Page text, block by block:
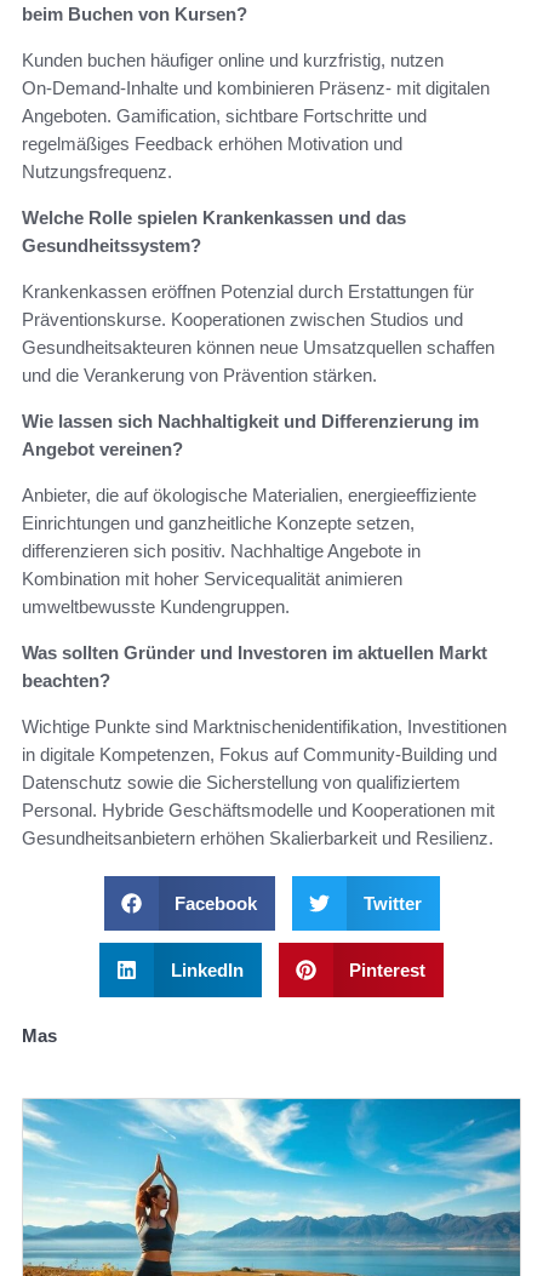
beim Buchen von Kursen?
Kunden buchen häufiger online und kurzfristig, nutzen
On‑Demand‑Inhalte und kombinieren Präsenz‑ mit digitalen
Angeboten. Gamification, sichtbare Fortschritte und
regelmäßiges Feedback erhöhen Motivation und
Nutzungsfrequenz.
Welche Rolle spielen Krankenkassen und das
Gesundheitssystem?
Krankenkassen eröffnen Potenzial durch Erstattungen für
Präventionskurse. Kooperationen zwischen Studios und
Gesundheitsakteuren können neue Umsatzquellen schaffen
und die Verankerung von Prävention stärken.
Wie lassen sich Nachhaltigkeit und Differenzierung im
Angebot vereinen?
Anbieter, die auf ökologische Materialien, energieeffiziente
Einrichtungen und ganzheitliche Konzepte setzen,
differenzieren sich positiv. Nachhaltige Angebote in
Kombination mit hoher Servicequalität animieren
umweltbewusste Kundengruppen.
Was sollten Gründer und Investoren im aktuellen Markt
beachten?
Wichtige Punkte sind Marktnischenidentifikation, Investitionen
in digitale Kompetenzen, Fokus auf Community‑Building und
Datenschutz sowie die Sicherstellung von qualifiziertem
Personal. Hybride Geschäftsmodelle und Kooperationen mit
Gesundheitsanbietern erhöhen Skalierbarkeit und Resilienz.
Facebook Twitter
LinkedIn Pinterest
Mas